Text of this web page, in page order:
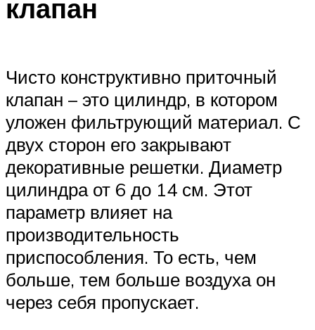
клапан
Чисто конструктивно приточный
клапан – это цилиндр, в котором
уложен фильтрующий материал. С
двух сторон его закрывают
декоративные решетки. Диаметр
цилиндра от 6 до 14 см. Этот
параметр влияет на
производительность
приспособления. То есть, чем
больше, тем больше воздуха он
через себя пропускает.